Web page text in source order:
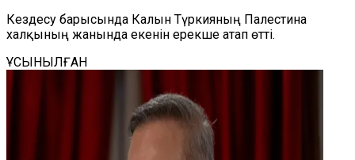
Кездесу барысында Калын Түркияның Палестина
халқының жанында екенін ерекше атап өтті.
ҰСЫНЫЛҒАН